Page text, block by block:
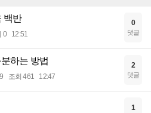
백반
0 12:51
0
댓글
하는 방법
조회 461 12:47
2
댓글
1